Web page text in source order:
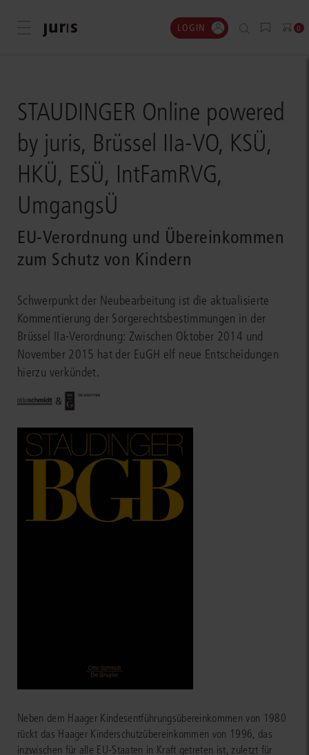
Menü öffnen LOGIN 0
STAUDINGER Online powered
by juris, Brüssel IIa-VO, KSÜ,
HKÜ, ESÜ, IntFamRVG,
UmgangsÜ
EU-Verordnung und Übereinkommen
zum Schutz von Kindern
Schwerpunkt der Neubearbeitung ist die aktualisierte
Kommentierung der Sorgerechtsbestimmungen in der
Brüssel IIa-Verordnung: Zwischen Oktober 2014 und
November 2015 hat der EuGH elf neue Entscheidungen
hierzu verkündet.
Neben dem Haager Kindesentführungsübereinkommen von 1980
rückt das Haager Kinderschutzübereinkommen von 1996, das
inzwischen für alle EU-Staaten in Kraft getreten ist, zuletzt für